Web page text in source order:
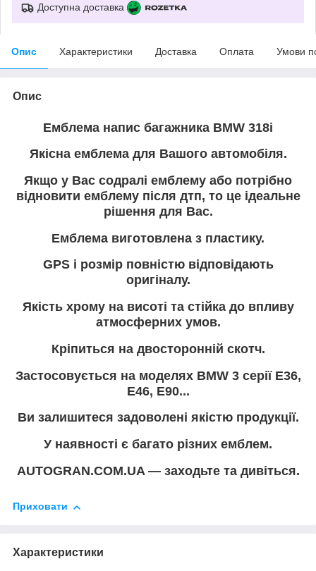
Доступна доставка
Опис Характеристики Доставка Оплата Умови
Опис
Емблема напис багажника BMW 318i
Якісна емблема для Вашого автомобіля.
Якщо у Вас содралі емблему або потрібно
відновити емблему після дтп, то це ідеальне
рішення для Вас.
Емблема виготовлена з пластику.
GPS і розмір повністю відповідають
оригіналу.
Якість хрому на висоті та стійка до впливу
атмосферних умов.
Кріпиться на двосторонній скотч.
Застосовується на моделях BMW 3 серії E36,
E46, E90...
Ви залишитеся задоволені якістю продукції.
У наявності є багато різних емблем.
AUTOGRAN.COM.UA — заходьте та дивіться.
Приховати
Характеристики